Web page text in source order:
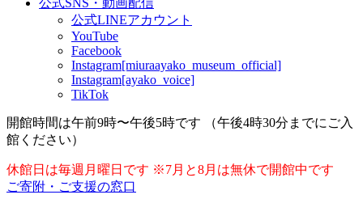
公式SNS・動画配信
公式LINEアカウント
YouTube
Facebook
Instagram[miuraayako_museum_official]
Instagram[ayako_voice]
TikTok
開館時間は午前9時〜午後5時です （午後4時30分までにご入
館ください）
休館日は毎週月曜日です ※7月と8月は無休で開館中です
ご寄附・ご支援の窓口